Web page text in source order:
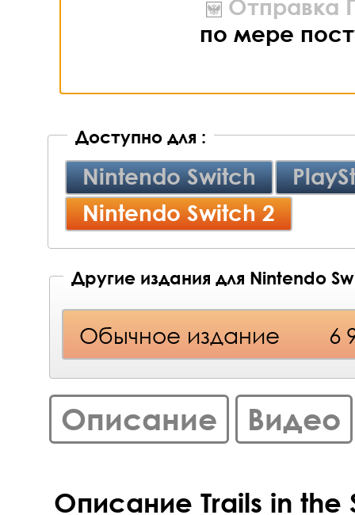
Отправка
по мере
Доступно для :
Nintendo Switch
Nintendo Switch 2
Другие издания для Nintendo
Обычное издание 6
Описание Видео
Описание Trails in the